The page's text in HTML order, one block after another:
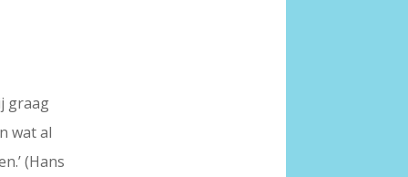
graag
wat al
(Hans